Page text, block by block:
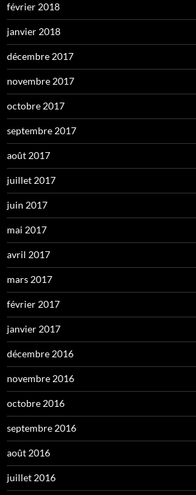
février 2018
janvier 2018
décembre 2017
novembre 2017
octobre 2017
septembre 2017
août 2017
juillet 2017
juin 2017
mai 2017
avril 2017
mars 2017
février 2017
janvier 2017
décembre 2016
novembre 2016
octobre 2016
septembre 2016
août 2016
juillet 2016